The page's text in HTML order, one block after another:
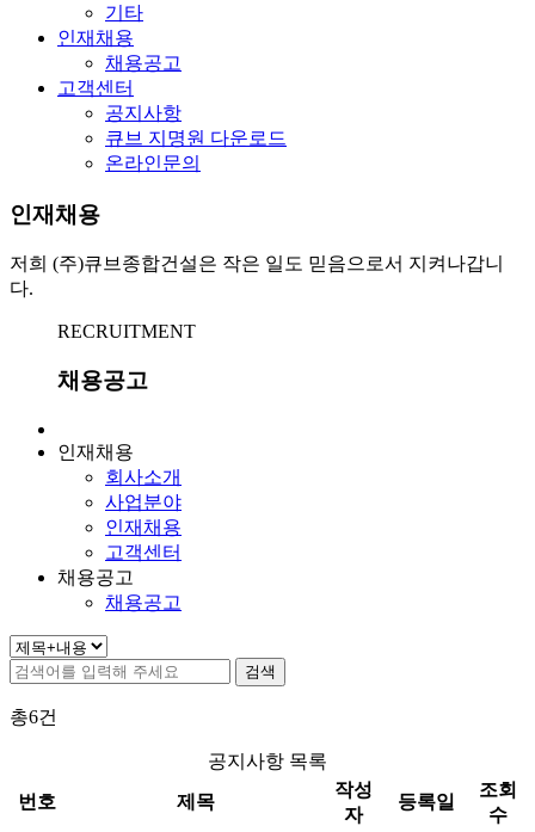
기타
인재채용
채용공고
고객센터
공지사항
큐브 지명원 다운로드
온라인문의
인재채용
저희 (주)큐브종합건설은 작은 일도 믿음으로서 지켜나갑니
다.
RECRUITMENT
채용공고
인재채용
회사소개
사업분야
인재채용
고객센터
채용공고
채용공고
총6건
공지사항 목록
번호
제목
작성
자
등록일
조회
수